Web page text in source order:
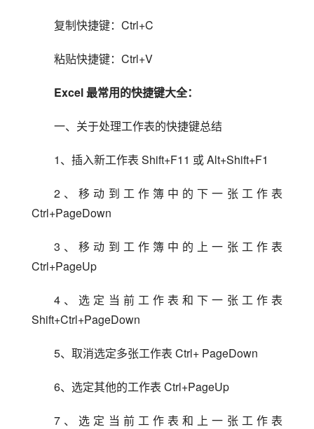
复制快捷键：Ctrl+C
粘贴快捷键：Ctrl+V
Excel 最常用的快捷键大全：
一、关于处理工作表的快捷键总结
1、插入新工作表 Shift+F11 或 Alt+Shift+F1
2、移动到工作簿中的下一张工作表
Ctrl+PageDown
3、移动到工作簿中的上一张工作表
Ctrl+PageUp
4、选定当前工作表和下一张工作表
Shift+Ctrl+PageDown
5、取消选定多张工作表 Ctrl+ PageDown
6、选定其他的工作表 Ctrl+PageUp
7、选定当前工作表和上一张工作表